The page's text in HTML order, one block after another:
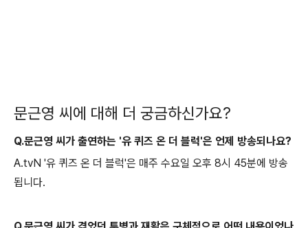
문근영 씨에 대해 더 궁금하신가요?
Q.문근영 씨가 출연하는 '유 퀴즈 온 더 블럭'은 언제 방송되나요?
A.tvN '유 퀴즈 온 더 블럭'은 매주 수요일 오후 8시 45분에 방송
됩니다.